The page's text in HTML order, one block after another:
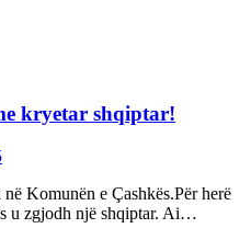
kryetar shqiptar!
Komunën e Çashkës.Për herë
u zgjodh një shqiptar. Ai…